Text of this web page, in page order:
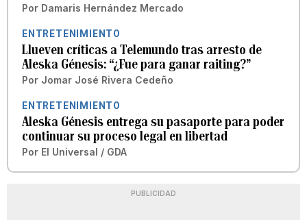
Por Damaris Hernández Mercado
ENTRETENIMIENTO
Llueven críticas a Telemundo tras arresto de
Aleska Génesis: “¿Fue para ganar raiting?”
Por Jomar José Rivera Cedeño
ENTRETENIMIENTO
Aleska Génesis entrega su pasaporte para poder
continuar su proceso legal en libertad
Por El Universal / GDA
PUBLICIDAD